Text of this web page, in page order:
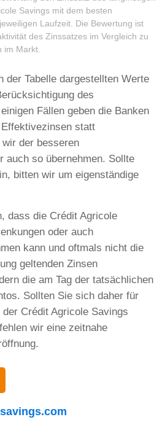
Savings mit dem besten
Laufzeit. Die Bewertung ist
des Zinssatzes im Vergleich zu
im Markt.
der Tabelle dargestellten Werte
des
Fällen geben die Banken
statt
der besseren
auch so übernehmen. Sollte
bitten wir um eigenständige
dass die Crédit Agricole
oder auch
kann und oftmals nicht die
geltenden Zinsen
die am Tag der tatsächlichen
Sollten Sie sich daher für
Crédit Agricole Savings
wir eine zeitnahe